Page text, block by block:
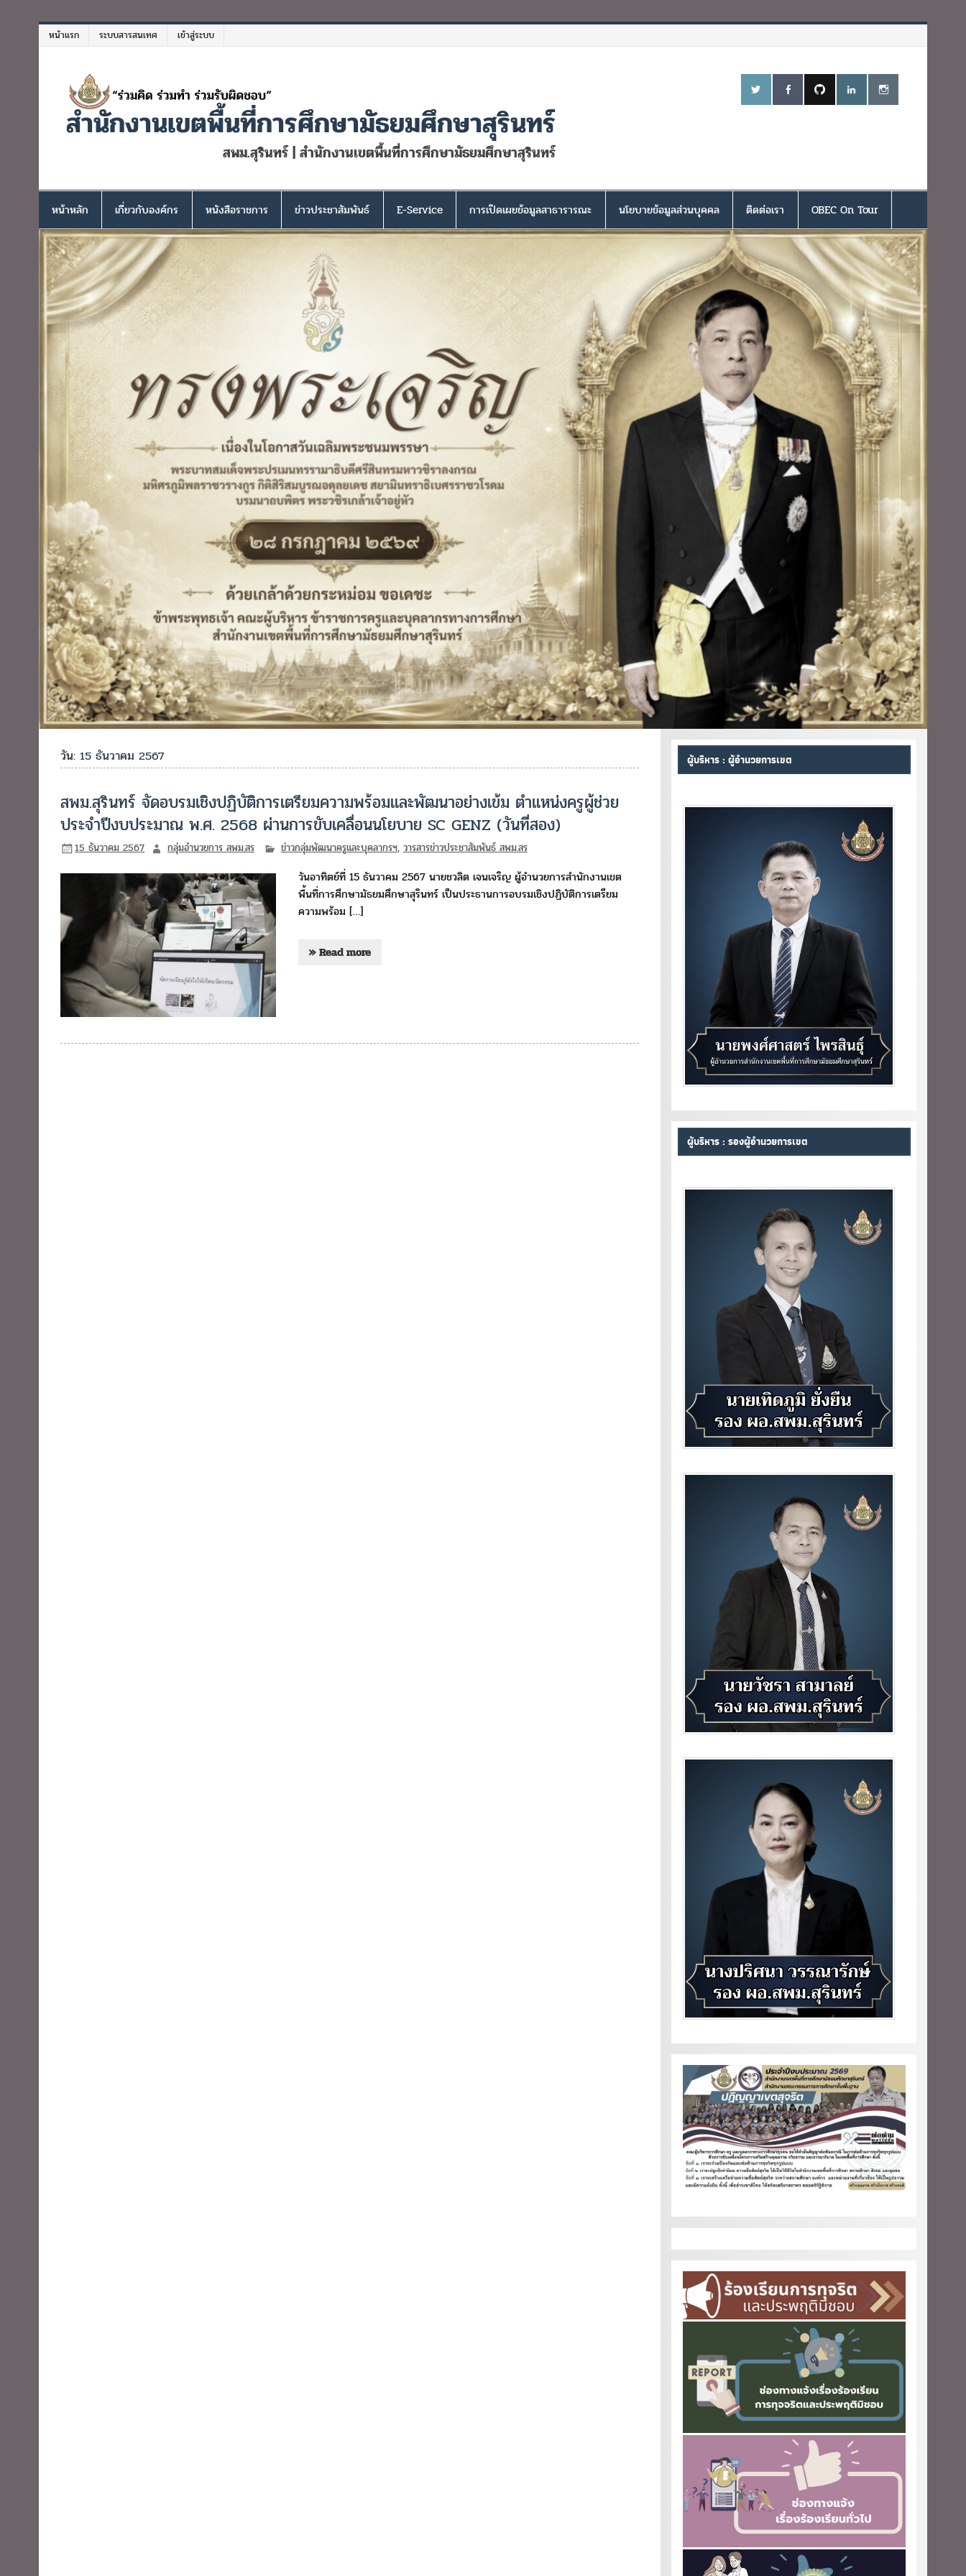
หน้าแรก ระบบสารสนเทศ เข้าสู่ระบบ
สำนักงานเขตพื้นที่การศึกษามัธยมศึกษาสุรินทร์
สพม.สุรินทร์ | สำนักงานเขตพื้นที่การศึกษามัธยมศึกษาสุรินทร์
หน้าหลัก เกี่ยวกับองค์กร หนังสือราชการ ข่าวประชาสัมพันธ์ E-Service การเปิดเผยข้อมูลสาธารารณะ นโยบายข้อมูลส่วนบุคคล ติดต่อเรา OBEC On Tour
วัน:15 ธันวาคม 2567
สพม.สุรินทร์ จัดอบรมเชิงปฏิบัติการเตรียมความพร้อมและพัฒนาอย่างเข้ม ตำแหน่งครูผู้ช่วย
ประจำปีงบประมาณ พ.ศ. 2568 ผ่านการขับเคลื่อนนโยบาย SC GENZ (วันที่สอง)
15 ธันวาคม 2567 กลุ่มอำนวยการ สพม.สร ข่าวกลุ่มพัฒนาครูและบุคลากรฯ, วารสารข่าวประชาสัมพันธ์ สพม.สร
วันอาทิตย์ที่ 15 ธันวาคม 2567 นายชวลิต เจนเจริญ ผู้อำนวยการสำนักงานเขต
พื้นที่การศึกษามัธยมศึกษาสุรินทร์ เป็นประธานการอบรมเชิงปฏิบัติการเตรียม
ความพร้อม […]
» Read more
ผู้บริหาร : ผู้อำนวยการเขต
ผู้บริหาร : รองผู้อำนวยการเขต